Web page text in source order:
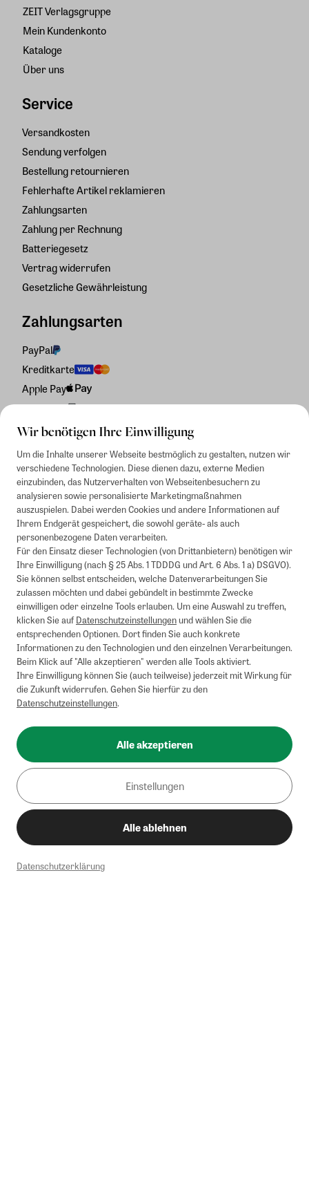
Wir benötigen Ihre Einwilligung
Um die Inhalte unserer Webseite bestmöglich zu gestalten, nutzen wir
verschiedene Technologien. Diese dienen dazu, externe Medien
einzubinden, das Nutzerverhalten von Webseitenbesuchern zu
analysieren sowie personalisierte Marketingmaßnahmen
auszuspielen. Dabei werden Cookies und andere Informationen auf
Ihrem Endgerät gespeichert, die sowohl geräte- als auch
personenbezogene Daten verarbeiten.
Für den Einsatz dieser Technologien (von Drittanbietern) benötigen wir
Ihre Einwilligung (nach § 25 Abs. 1 TDDDG und Art. 6 Abs. 1 a) DSGVO).
Sie können selbst entscheiden, welche Datenverarbeitungen Sie
zulassen möchten und dabei gebündelt in bestimmte Zwecke
einwilligen oder einzelne Tools erlauben. Um eine Auswahl zu treffen,
klicken Sie aufDatenschutzeinstellungenund wählen Sie die
entsprechenden Optionen. Dort finden Sie auch konkrete
Informationen zu den Technologien und den einzelnen Verarbeitungen.
Beim Klick auf "Alle akzeptieren" werden alle Tools aktiviert.
Ihre Einwilligung können Sie (auch teilweise) jederzeit mit Wirkung für
die Zukunft widerrufen. Gehen Sie hierfür zu den
Datenschutzeinstellungen.
Alle akzeptieren
Einstellungen
Alle ablehnen
Datenschutzerklärung
ZEIT Verlagsgruppe
Mein Kundenkonto
Kataloge
Über uns
Service
Versandkosten
Sendung verfolgen
Bestellung retournieren
Fehlerhafte Artikel reklamieren
Zahlungsarten
Zahlung per Rechnung
Batteriegesetz
Vertrag widerrufen
Gesetzliche Gewährleistung
Zahlungsarten
PayPal
Kreditkarte
Apple Pay
Rechnung